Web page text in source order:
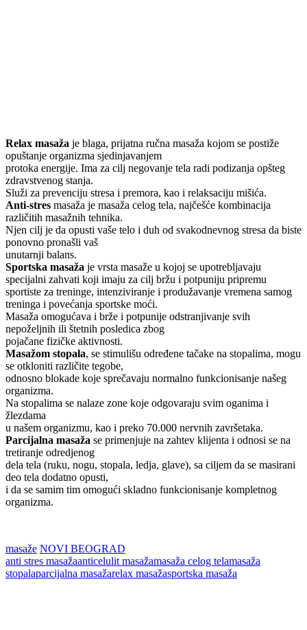
Relax masaža je blaga, prijatna ručna masaža kojom se postiže
opuštanje organizma sjedinjavanjem
protoka energije. Ima za cilj negovanje tela radi podizanja opšteg
zdravstvenog stanja.
Služi za prevenciju stresa i premora, kao i relaksaciju mišića.
Anti-stres masaža je masaža celog tela, najčešće kombinacija
različitih masažnih tehnika.
Njen cilj je da opusti vaše telo i duh od svakodnevnog stresa da biste
ponovno pronašli vaš
unutarnji balans.
Sportska masaža je vrsta masaže u kojoj se upotrebljavaju
specijalni zahvati koji imaju za cilj bržu i potpuniju pripremu
sportiste za treninge, intenziviranje i produžavanje vremena samog
treninga i povećanja sportske moći.
Masaža omogućava i brže i potpunije odstranjivanje svih
nepoželjnih ili štetnih posledica zbog
pojačane fizičke aktivnosti.
Masažom stopala, se stimulišu određene tačake na stopalima, mogu
se otkloniti različite tegobe,
odnosno blokade koje sprečavaju normalno funkcionisanje našeg
organizma.
Na stopalima se nalaze zone koje odgovaraju svim oganima i
žlezdama
u našem organizmu, kao i preko 70.000 nervnih završetaka.
Parcijalna masaža se primenjuje na zahtev klijenta i odnosi se na
tretiranje odredjenog
dela tela (ruku, nogu, stopala, ledja, glave), sa ciljem da se masirani
deo tela dodatno opusti,
i da se samim tim omogući skladno funkcionisanje kompletnog
organizma.
masaže NOVI BEOGRAD
anti stres masažaanticelulit masažamasaža celog telamasaža
stopalaparcijalna masažarelax masažasportska masaža